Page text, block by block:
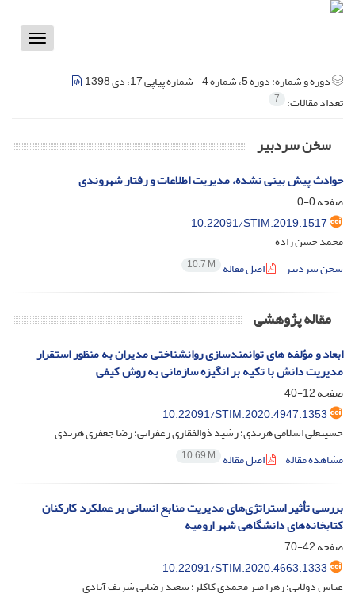
Toggle
دوره و شماره:دوره 5، شماره 4 - شماره پیاپی 17، دی 1398
تعداد مقالات: 7
سخن سردبیر
حوادث پیش بینی نشده، مدیریت اطلاعات و رفتار شهروندی
صفحه0-0
10.22091/STIM.2019.1517
محمد حسن زاده
سخن سردبیر
اصل مقاله 10.7 M
مقاله پژوهشی
ابعاد و مؤلفه های توانمندسازی روانشناختی مدیران به منظور استقرار
مدیریت دانش با تکیه بر انگیزه سازمانی به روش کیفی
صفحه12-40
10.22091/STIM.2020.4947.1353
حسینعلی اسلامی هرندی؛ رشید ذوالفقاری زعفرانی؛ رضا جعفری هرندی
مشاهده مقاله
اصل مقاله 10.69 M
بررسی تأثیر استراتژی‌های مدیریت منابع انسانی بر عملکرد‌ کارکنان
کتابخانه‌های دانشگاهی شهر ارومیه
صفحه42-70
10.22091/STIM.2020.4663.1333
عباس دولانی؛ زهرا میر محمدی کاکلر؛ سعید رضایی شریف آبادی